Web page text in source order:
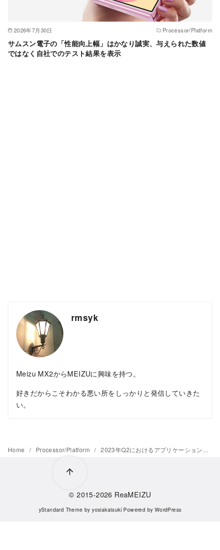
2026年7月30日 Processor/Platform
サムスン電子の「性能向上幅」はかなり誠実、与えられた数値
ではなく自社でのテスト結果を表示
rmsyk
Meizu MX2からMEIZUに興味を持つ。
好きだからこそわかる悪い所をしっかりと発信していきた
い。
Home Processor/Platform 2023年Q2におけるアプリケーションプロセッサの市場シェアが公開、Counterpoint調べ
© 2015-2026 ReaMEIZU
yStandard Theme byyosiakatsuki Powered by WordPress